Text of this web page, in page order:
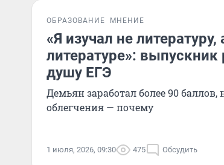
ОБРАЗОВАНИЕ МНЕНИЕ
«Я изучал не
литературе»: выпускник
душу ЕГЭ
Демьян заработал более 90 баллов,
облегчения — почему
1 июля, 2026, 09:30 475 Обсудить